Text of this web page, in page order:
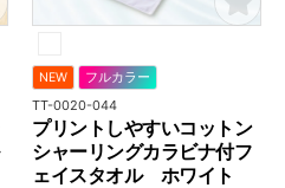
NEW フルカラー
TT-0020-044
プリントしやすいコットン
シャーリングカラビナ付フ
ェイスタオル ホワイト